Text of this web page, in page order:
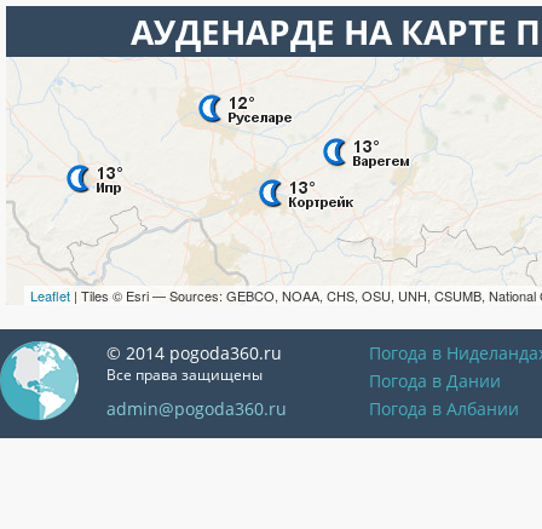
АУДЕНАРДЕ НА КАРТЕ
Leaflet | Tiles © Esri — Sources: GEBCO, NOAA, CHS, OSU, UNH, CSUMB, National
© 2014 pogoda360.ru
Все права защищены
admin@pogoda360.ru
Погода в
Погода в Дании
Погода в Албании